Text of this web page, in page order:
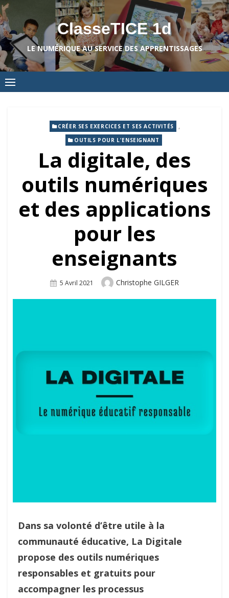
Skip
to
content
ClasseTICE 1d
LE NUMÉRIQUE AU SERVICE DES APPRENTISSAGES
CRÉER SES EXERCICES ET SES ACTIVITÉS ,
OUTILS POUR L'ENSEIGNANT
La digitale, des
outils numériques
et des applications
pour les
enseignants
Posted
5 Avril 2021 Author
Christophe GILGER
Dans sa volonté d’être utile à la
communauté éducative, La Digitale
propose des outils numériques
responsables et gratuits pour
accompagner les processus